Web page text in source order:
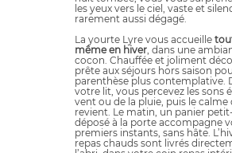
les yeux vers le ciel, vaste et
rarement aussi dégagé.
La yourte Lyre vous accueille
même en hiver, dans une
cocon. Chauffée et joliment
prête aux séjours hors saison
parenthèse plus contemplative.
votre lit, vous percevez les sons
vent ou de la pluie, puis le calme
revient. Le matin, un panier
déposé à la porte accompagne
premiers instants, sans hâte.
repas chauds sont livrés